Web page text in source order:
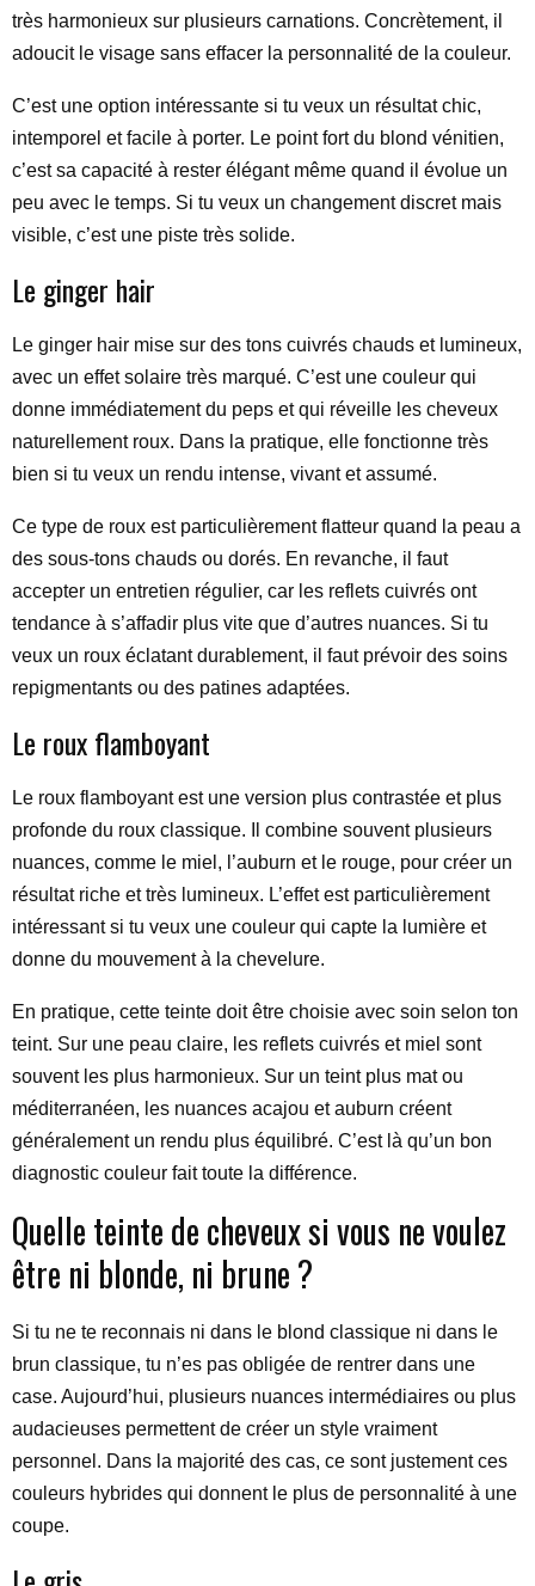
très harmonieux sur plusieurs carnations. Concrètement, il
adoucit le visage sans effacer la personnalité de la couleur.
C’est une option intéressante si tu veux un résultat chic,
intemporel et facile à porter. Le point fort du blond vénitien,
c’est sa capacité à rester élégant même quand il évolue un
peu avec le temps. Si tu veux un changement discret mais
visible, c’est une piste très solide.
Le ginger hair
Le ginger hair mise sur des tons cuivrés chauds et lumineux,
avec un effet solaire très marqué. C’est une couleur qui
donne immédiatement du peps et qui réveille les cheveux
naturellement roux. Dans la pratique, elle fonctionne très
bien si tu veux un rendu intense, vivant et assumé.
Ce type de roux est particulièrement flatteur quand la peau a
des sous-tons chauds ou dorés. En revanche, il faut
accepter un entretien régulier, car les reflets cuivrés ont
tendance à s’affadir plus vite que d’autres nuances. Si tu
veux un roux éclatant durablement, il faut prévoir des soins
repigmentants ou des patines adaptées.
Le roux flamboyant
Le roux flamboyant est une version plus contrastée et plus
profonde du roux classique. Il combine souvent plusieurs
nuances, comme le miel, l’auburn et le rouge, pour créer un
résultat riche et très lumineux. L’effet est particulièrement
intéressant si tu veux une couleur qui capte la lumière et
donne du mouvement à la chevelure.
En pratique, cette teinte doit être choisie avec soin selon ton
teint. Sur une peau claire, les reflets cuivrés et miel sont
souvent les plus harmonieux. Sur un teint plus mat ou
méditerranéen, les nuances acajou et auburn créent
généralement un rendu plus équilibré. C’est là qu’un bon
diagnostic couleur fait toute la différence.
Quelle teinte de cheveux si vous ne voulez
être ni blonde, ni brune ?
Si tu ne te reconnais ni dans le blond classique ni dans le
brun classique, tu n’es pas obligée de rentrer dans une
case. Aujourd’hui, plusieurs nuances intermédiaires ou plus
audacieuses permettent de créer un style vraiment
personnel. Dans la majorité des cas, ce sont justement ces
couleurs hybrides qui donnent le plus de personnalité à une
coupe.